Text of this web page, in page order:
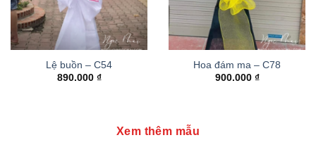
Lệ buồn – C54
890.000 ₫
Hoa đám ma – C78
900.000 ₫
Xem thêm mẫu